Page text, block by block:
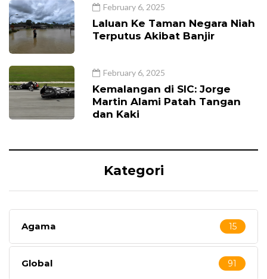
February 6, 2025
Laluan Ke Taman Negara Niah
Terputus Akibat Banjir
February 6, 2025
Kemalangan di SIC: Jorge
Martin Alami Patah Tangan
dan Kaki
Kategori
Agama 15
Global 91